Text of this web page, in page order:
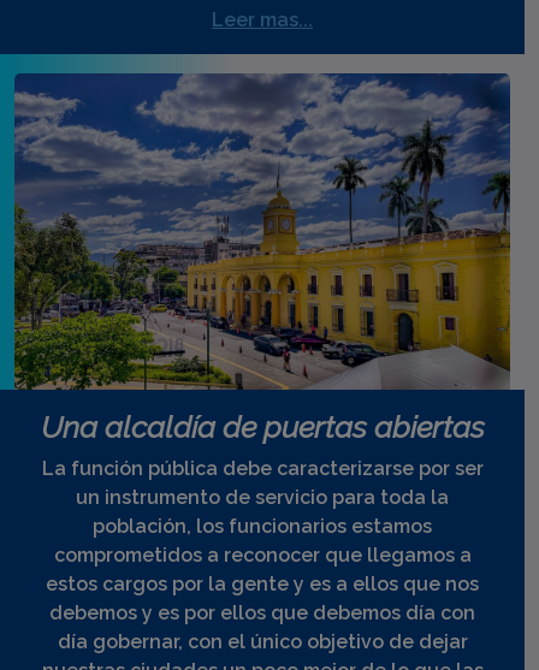
Leer mas...
Una alcaldía de puertas abiertas
La función pública debe caracterizarse por ser
un instrumento de servicio para toda la
población, los funcionarios estamos
comprometidos a reconocer que llegamos a
estos cargos por la gente y es a ellos que nos
debemos y es por ellos que debemos día con
día gobernar, con el único objetivo de dejar